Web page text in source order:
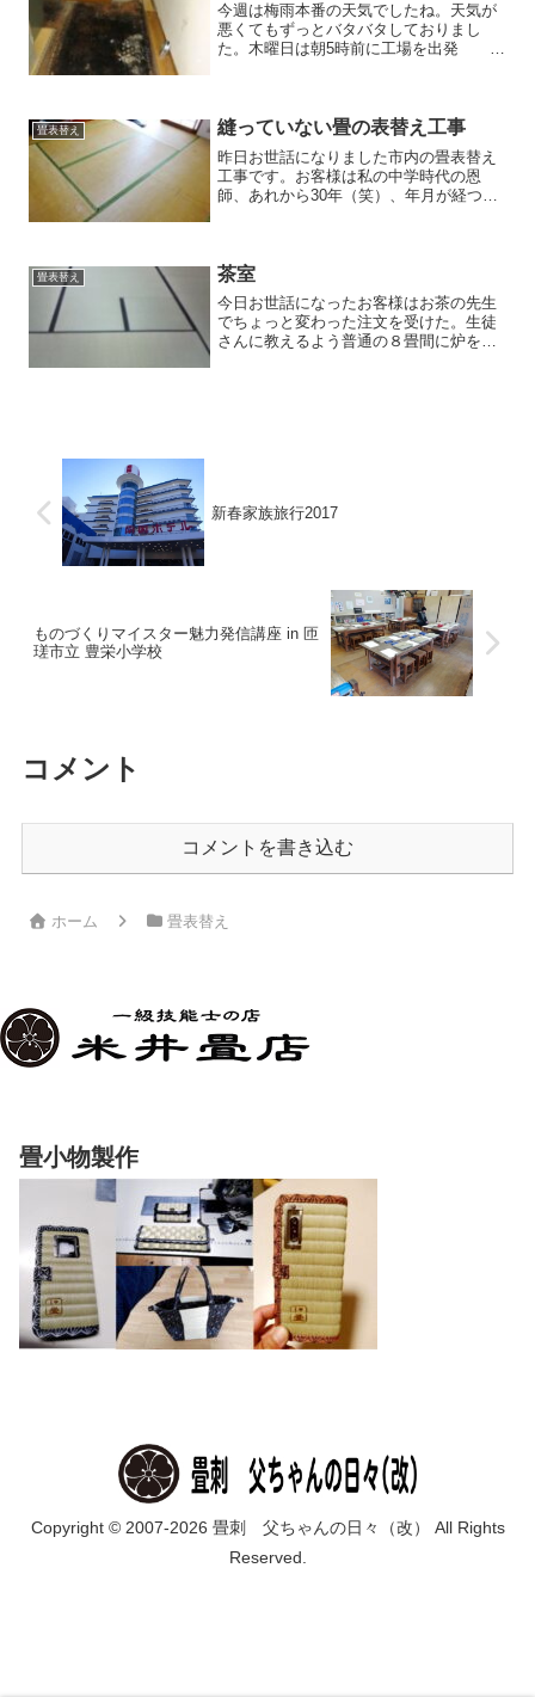
今週は梅雨本番の天気でしたね。天気が
悪くてもずっとバタバタしておりまし
た。木曜日は朝5時前に工場を出発 現
物内部の結露によるカ...
畳表替え 縫っていない畳の表替え工事
昨日お世話になりました市内の畳表替え
工事です。お客様は私の中学時代の恩
師、あれから30年（笑）、年月が経つの
全く縫っておりません。沢...
畳表替え 茶室
今日お世話になったお客様はお茶の先生
でちょっと変わった注文を受けた。生徒
さんに教えるよう普通の８畳間に炉を切
新春家族旅行2017
ものづくりマイスター魅力発信講座 in 匝
瑳市立 豊栄小学校
コメント
コメントを書き込む
ホーム 畳表替え
畳小物製作
Copyright © 2007-2026 畳刺 父ちゃんの日々（改） All Rights
Reserved.